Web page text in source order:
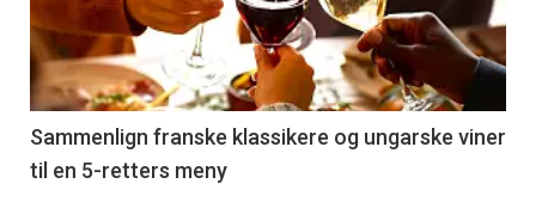
nå
-
5
Sammenlign franske klassikere og ungarske viner
til en 5-retters meny